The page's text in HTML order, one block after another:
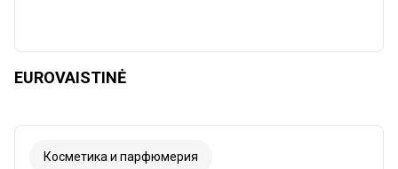
EUROVAISTINĖ
Косметика и парфюмерия